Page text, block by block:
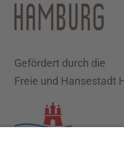
Gefördert durch die
Freie und Hansestadt